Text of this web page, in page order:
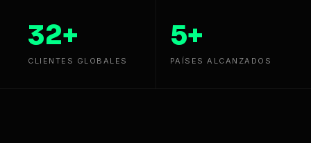
32+
CLIENTES GLOBALES
5+
PAÍSES ALCANZADOS